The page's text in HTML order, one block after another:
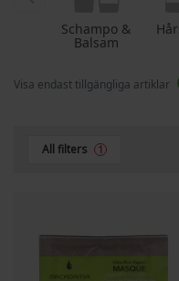
Schampo &
Balsam
Visa endast tillgängliga artiklar
All filters 1